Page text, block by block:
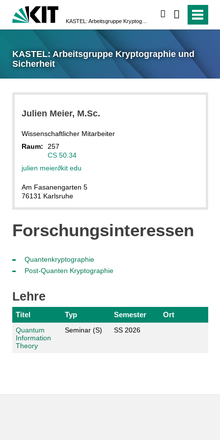
KASTEL: Arbeitsgruppe Kryptographie und
Sicherheit
Julien Meier, M.Sc.
Wissenschaftlicher Mitarbeiter
Raum:
257
CS 50.34
julien meier∂kit edu
Am Fasanengarten 5
76131 Karlsruhe
Forschungsinteressen
Quantenkryptographie
Post-Quanten Kryptographie
Lehre
Titel Typ Semester Ort
Quantum
Information
Theory
Seminar (S) SS 2026